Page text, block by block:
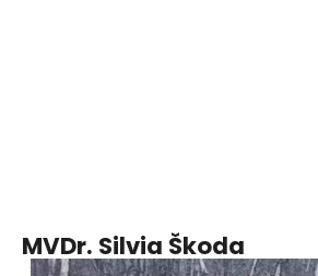
MVDr. Silvia Škoda